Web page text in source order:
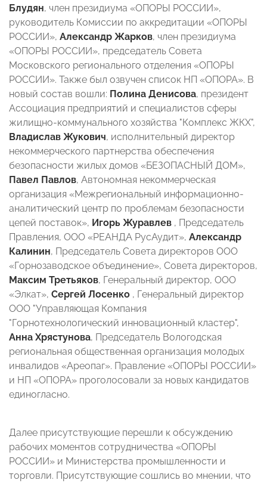
Блудян, член президиума «ОПОРЫ РОССИИ»,
руководитель Комиссии по аккредитации «ОПОРЫ
РОССИИ», Александр Жарков, член президиума
«ОПОРЫ РОССИИ», председатель Совета
Московского регионального отделения «ОПОРЫ
РОССИИ». Также был озвучен список НП «ОПОРА». В
новый состав вошли: Полина Денисова, президент
Ассоциация предприятий и специалистов сферы
жилищно-коммунального хозяйства "Комплекс ЖКХ",
Владислав Жукович, исполнительный директор
некоммерческого партнерства обеспечения
безопасности жилых домов «БЕЗОПАСНЫЙ ДОМ»,
Павел Павлов, Автономная некоммерческая
организация «Межрегиональный информационно-
аналитический центр по проблемам безопасности
цепей поставок», Игорь Журавлев , Председатель
Правления, ООО «РЕАНДА РусАудит», Александр
Калинин, Председатель Совета директоров ООО
«Горнозаводское объединение», Совета директоров,
Максим Третьяков, Генеральный директор, ООО
«Элкат», Сергей Лосенко , Генеральный директор
ООО "Управляющая Компания
"Горнотехнологический инновационный кластер",
Анна Хрястунова, Председатель Вологодская
региональная общественная организация молодых
инвалидов «Ареопаг». Правление «ОПОРЫ РОССИИ»
и НП «ОПОРА» проголосовали за новых кандидатов
единогласно.
Далее присутствующие перешли к обсуждению
рабочих моментов сотрудничества «ОПОРЫ
РОССИИ» и Министерства промышленности и
торговли. Присутствующие сошлись во мнении, что